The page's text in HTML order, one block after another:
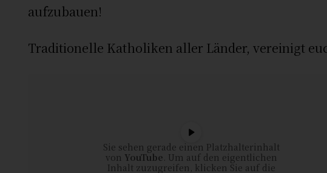
aufzubauen!
Traditionelle Katholiken aller Länder, vereinigt
Sie sehen gerade einen Platzhalterinhalt
von YouTube . Um auf den eigentlichen
Inhalt zuzugreifen, klicken Sie auf die